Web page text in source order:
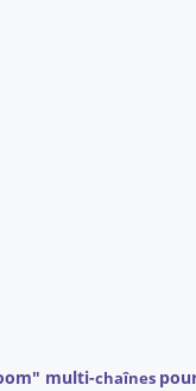
multi-chaînes